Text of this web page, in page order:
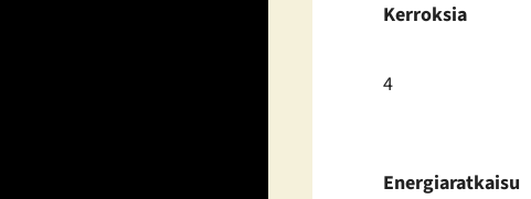
Kerroksia
4
Energiaratkaisu